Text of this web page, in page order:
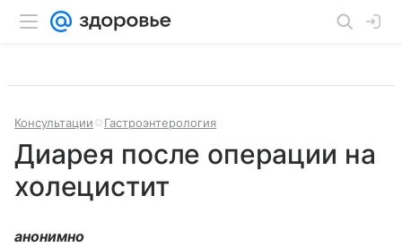
Консультации Гастроэнтерология
Диарея после операции на
холецистит
анонимно